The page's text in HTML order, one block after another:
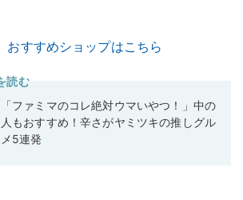
おすすめショップはこちら
読む
「ファミマのコレ絶対ウマいやつ！」中の
人もおすすめ！辛さがヤミツキの推しグル
メ5連発